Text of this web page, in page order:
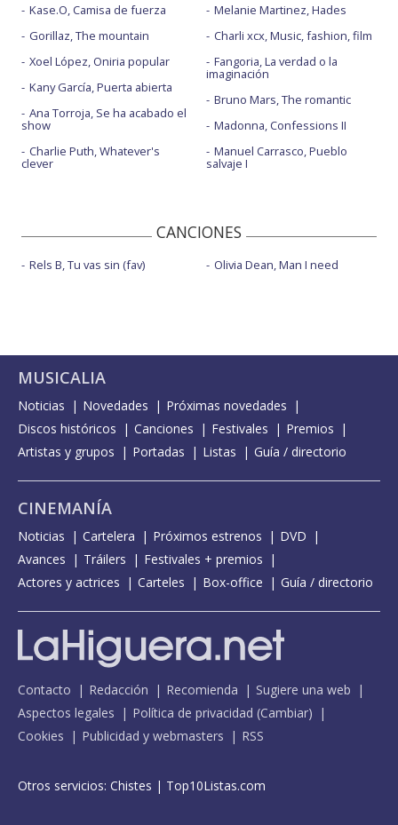
Kase.O, Camisa de fuerza
Gorillaz, The mountain
Xoel López, Oniria popular
Kany García, Puerta abierta
Ana Torroja, Se ha acabado el
show
Charlie Puth, Whatever's
clever
Melanie Martinez, Hades
Charli xcx, Music, fashion, film
Fangoria, La verdad o la
imaginación
Bruno Mars, The romantic
Madonna, Confessions II
Manuel Carrasco, Pueblo
salvaje I
CANCIONES
Rels B, Tu vas sin (fav) Olivia Dean, Man I need
MUSICALIA
Noticias Novedades
Próximas novedades
Discos históricos
Canciones Festivales
Premios
Artistas y grupos
Portadas Listas Guía / directorio
CINEMANÍA
Noticias Cartelera Próximos estrenos
DVD
Avances
Tráilers
Festivales + premios
Actores y actrices
Carteles Box-office Guía / directorio
Contacto Redacción Recomienda
Sugiere una web
Aspectos legales
Política de privacidad (Cambiar)
Cookies
Publicidad y webmasters RSS
Otros servicios: Chistes | Top10Listas.com